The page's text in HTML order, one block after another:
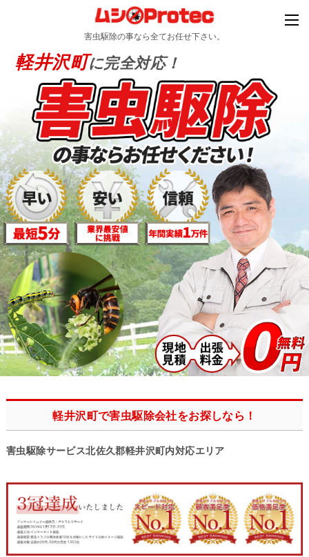
害虫駆除の事なら全てお任せ下さい。
軽井沢町に完全対応！
軽井沢町で害虫駆除会社をお探しなら！
害虫駆除サービス北佐久郡軽井沢町内対応エリア